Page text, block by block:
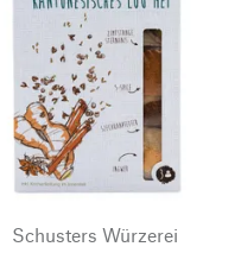
Schusters Würzerei